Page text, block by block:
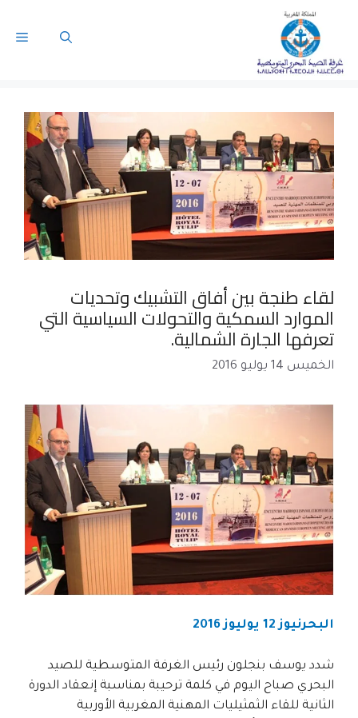
لقاء طنجة بين أفاق التشبيك وتحديات
الموارد السمكية والتحولات السياسية التي
تعرفها الجارة الشمالية.
الخميس 14 يوليو 2016
البحرنيوز 12 يوليوز 2016
شدد يوسف بنجلون رئيس الغرفة المتوسطية للصيد
البحري صباح اليوم في كلمة ترحيبة بمناسبة إنعقاد الدورة
الثانية للقاء الثمثيليات المهنية المغربية الأوربية